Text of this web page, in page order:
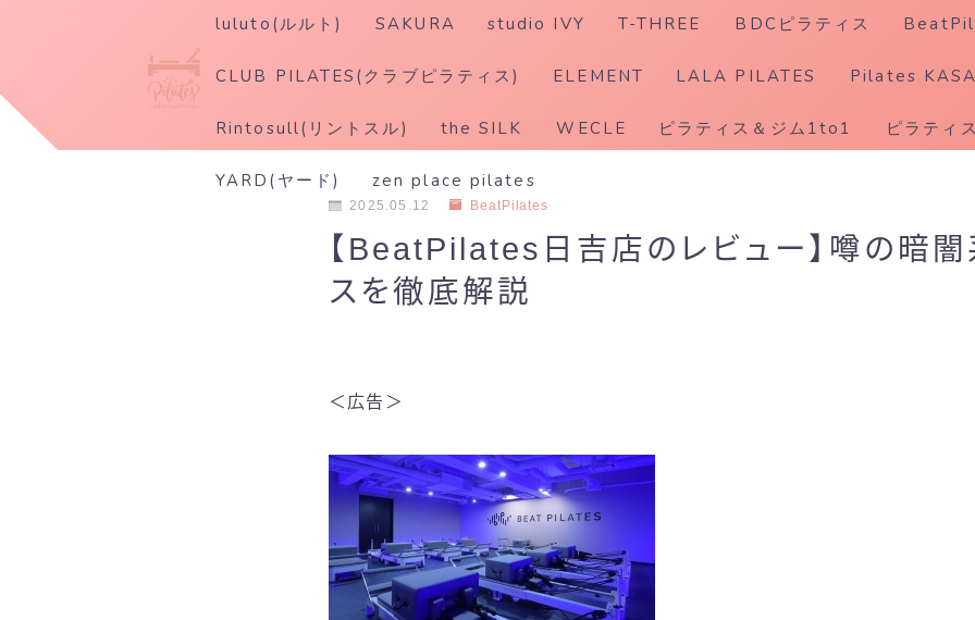
ホットピラティス
luluto(ルルト) SAKURA studio IVY T-THREE BDCピラティス
CLUB PILATES(クラブピラティス) ELEMENT LALA PILATES Pilates
Rintosull(リントスル) the SILK WECLE ピラティス＆ジム1to1 ピラティ
YARD(ヤード) zen place pilates
2025.05.12 BeatPilates
【BeatPilates日吉店のレビュー】噂の暗闇
スを徹底解説
＜広告＞